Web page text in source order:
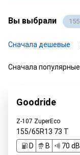
Вы выбрали 155
Сначала дешевые
Сначала популярные
Goodride
Z-107 ZuperEco
155/65R13 73 T
D
B 70 dB